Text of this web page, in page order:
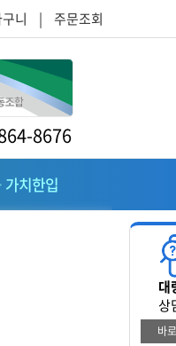
니 | 주문조회
8676
가치한입
대
상
바